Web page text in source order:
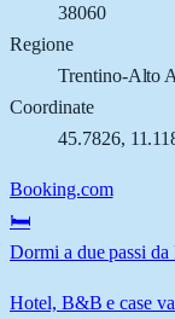
38060
Regione
Trentino-Alto
Coordinate
45.7826,
Booking.com
🛏️
Dormi a due passi
Hotel, B&B e case